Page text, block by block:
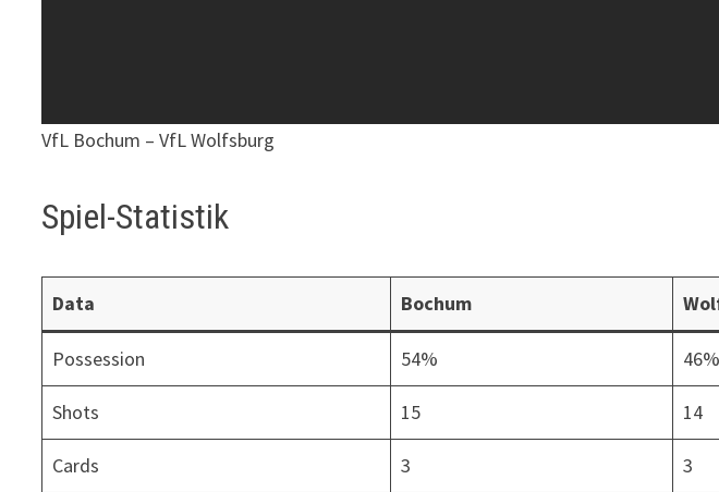
VfL Bochum – VfL Wolfsburg
Spiel-Statistik
Data Bochum
Possession 54% 46%
Shots 15 14
Cards 3 3